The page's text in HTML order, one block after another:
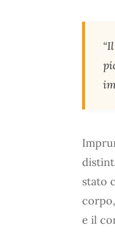
stato
e il